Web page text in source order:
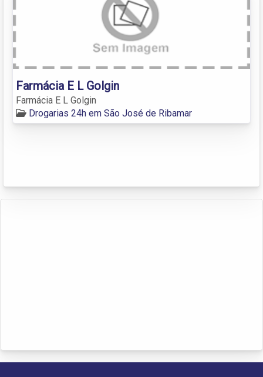
Farmácia E L Golgin
Farmácia E L Golgin
Drogarias 24h em São José de Ribamar